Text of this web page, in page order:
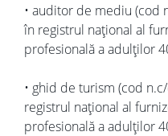
• auditor de mediu (cod
în registrul național al
profesională a adulților
• ghid de turism (cod
registrul național al
profesională a adulților